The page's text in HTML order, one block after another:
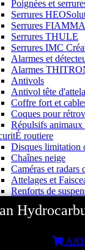
Poignées et
Serrures
Serrures FIAMMA
Serrures THULE
Serrures IMC
Alarmes et
Alarmes
Antivols
Antivol tête
Coffre fort et
Coques pour
Répulsifs animaux
routiere
Disques limitation
Chaînes neige
Caméras et radars
Attelages et
Renforts de
Extincteurs et
Stores pour
Pour ma caravane